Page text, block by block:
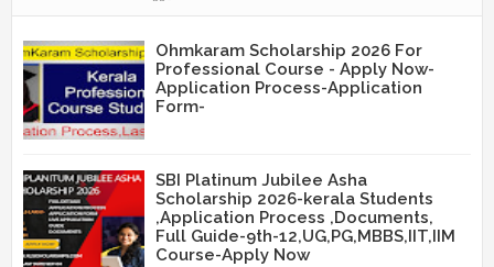
Ohmkaram Scholarship 2026 For
Professional Course - Apply Now-
Application Process-Application
Form-
SBI Platinum Jubilee Asha
Scholarship 2026-kerala Students
,Application Process ,Documents,
Full Guide-9th-12,UG,PG,MBBS,IIT,IIM
Course-Apply Now